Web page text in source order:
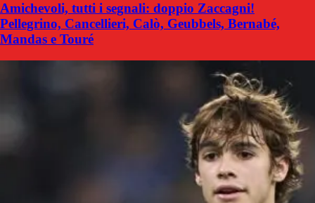
Amichevoli, tutti i segnali: doppio Zaccagni!
Pellegrino, Cancellieri, Calò, Geubbels, Bernabé,
Mandas e Touré